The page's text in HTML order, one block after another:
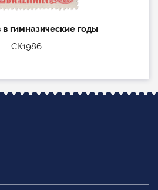
в гимназические годы
СК1986